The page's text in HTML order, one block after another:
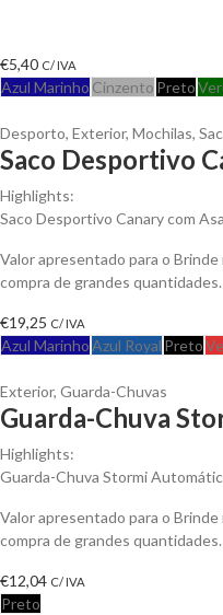
€5,40 C/ IVA
Azul Marinho Cinzento Preto
Desporto, Exterior, Mochilas,
Saco Desportivo
Highlights:
Saco Desportivo Canary com
Valor apresentado para o
compra de grandes quantidades.
€19,25 C/ IVA
Azul MarinhoAzul Royal Preto
Exterior, Guarda-Chuvas
Guarda-Chuva
Highlights:
Guarda-Chuva Stormi
Valor apresentado para o
compra de grandes quantidades.
€12,04 C/ IVA
Preto